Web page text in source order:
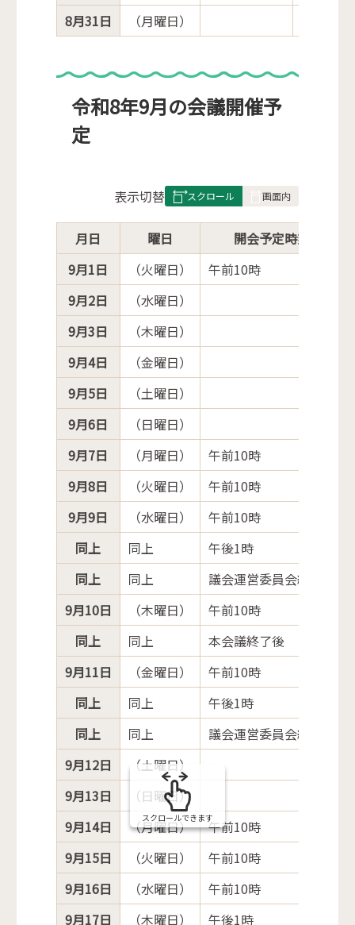
8月31日
（月曜日）
令和8年9月の会議開催予
定
表
の
表示切替
月日 曜日
開会予定時刻
9月1日
（火曜日） 午前10時
9月2日
（水曜日）
9月3日
（木曜日）
9月4日
（金曜日）
9月5日
（土曜日）
9月6日
（日曜日）
9月7日
（月曜日） 午前10時
9月8日
（火曜日） 午前10時
9月9日
（水曜日） 午前10時
同上
同上 午後1時
同上
同上 議会運営委員会終了後
9月10日
（木曜日） 午前10時
同上
同上 本会議終了後
9月11日
（金曜日） 午前10時
同上
同上 午後1時
同上
同上 議会運営委員会終了後
9月12日
（土曜日）
9月13日
（日曜日）
9月14日
（月曜日） 午前10時
9月15日
（火曜日） 午前10時
9月16日
（水曜日） 午前10時
9月17日
（木曜日） 午後1時
スクロールできます